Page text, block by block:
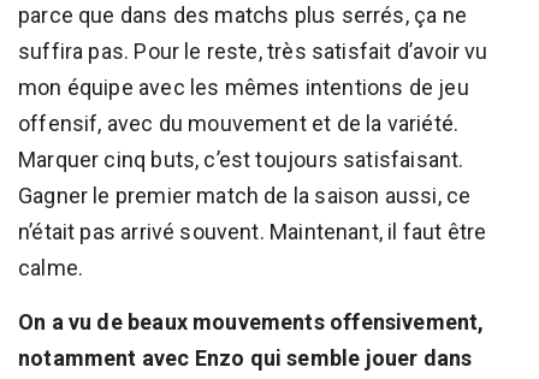
parce que dans des matchs plus serrés, ça ne
suffira pas. Pour le reste, très satisfait d’avoir vu
mon équipe avec les mêmes intentions de jeu
offensif, avec du mouvement et de la variété.
Marquer cinq buts, c’est toujours satisfaisant.
Gagner le premier match de la saison aussi, ce
n’était pas arrivé souvent. Maintenant, il faut être
calme.
On a vu de beaux mouvements offensivement,
notamment avec Enzo qui semble jouer dans